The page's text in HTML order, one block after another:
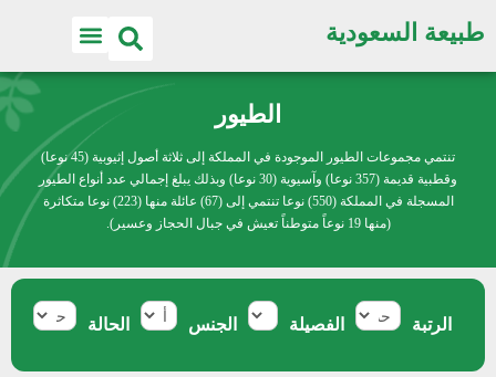
طبيعة السعودية
الطيور
تنتمي مجموعات الطيور الموجودة في المملكة إلى ثلاثة أصول إثيوبية (45 نوعا)
وقطبية قديمة (357 نوعا) وآسيوية (30 نوعا) وبذلك يبلغ إجمالي عدد أنواع الطيور
المسجلة في المملكة (550) نوعا تنتمي إلى (67) عائلة منها (223) نوعا متكاثرة
(منها 19 نوعاً متوطناً تعيش في جبال الحجاز وعسير).
الرتبة الفصيلة الجنس الحالة